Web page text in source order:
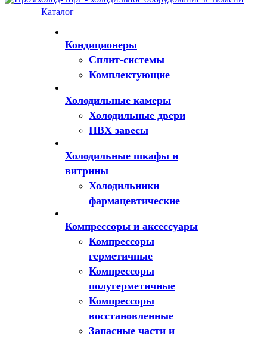
Каталог
Кондиционеры
Сплит-системы
Комплектующие
Холодильные камеры
Холодильные двери
ПВХ завесы
Холодильные шкафы и
витрины
Холодильники
фармацевтические
Компрессоры и аксессуары
Компрессоры
герметичные
Компрессоры
полугерметичные
Компрессоры
восстановленные
Запасные части и